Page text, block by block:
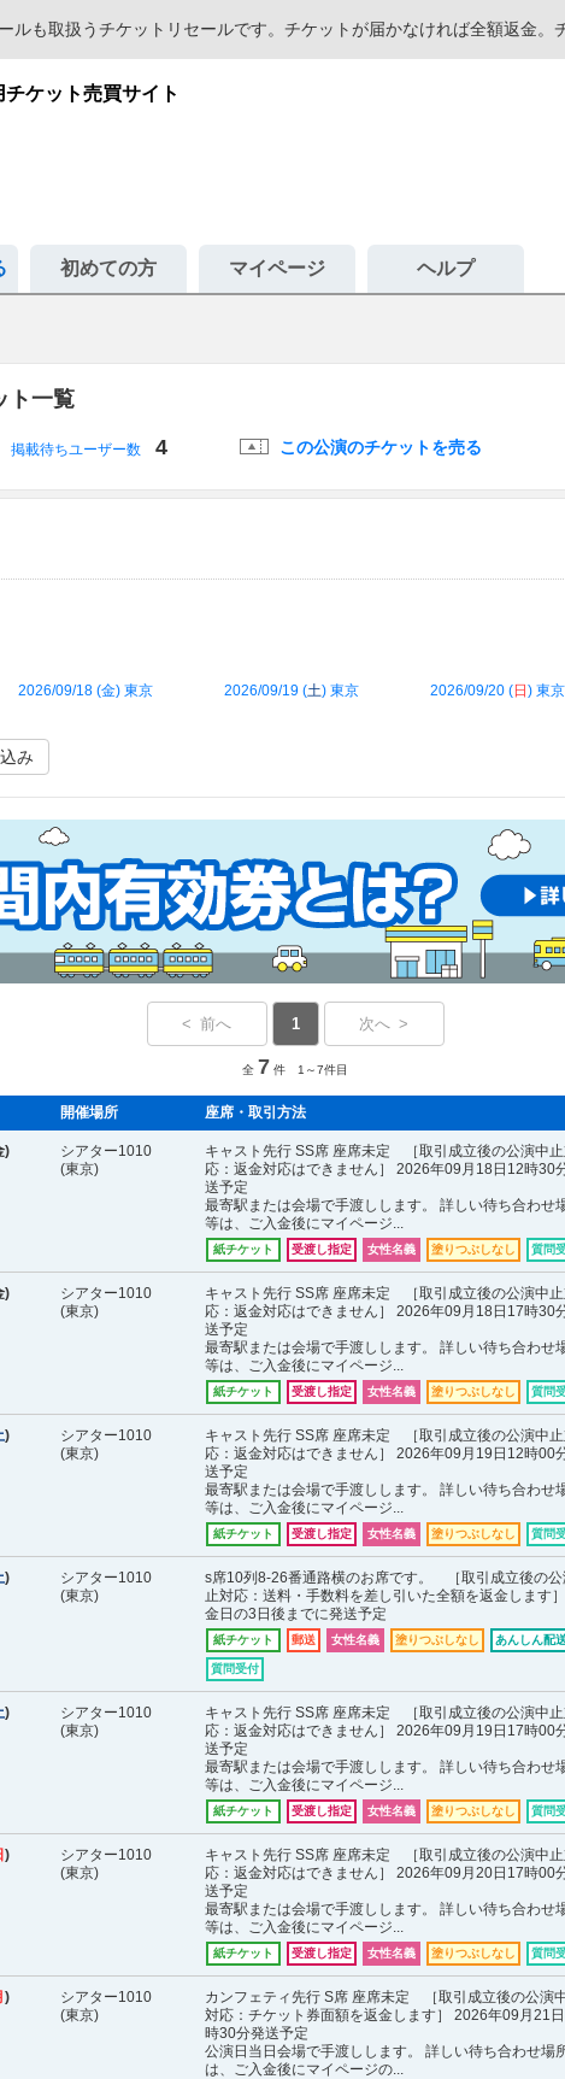
ルも取扱うチケットリセールです。チケットが届かなければ全額返金
ケット売買サイト
初めての方 マイページ ヘルプ
ト一覧
掲載待ちユーザー数 4 この公演のチケットを売る
2026/09/18 (金) 東京 2026/09/19 (土) 東京 2026/09/20 (日 ) 東京
み
< 前へ 1 次へ >
全 7 件 1～7件目
開催場所 座席・取引方法
)
シアター1010
(東京)
キャスト先行 SS席 座席未定 ［取引成立後の公演中
応：返金対応はできません］ 2026年09月18日12時30
送予定
最寄駅または会場で手渡しします。 詳しい待ち合わせ
等は、ご入金後にマイページ...
紙チケット 受渡し指定 女性名義 塗りつぶしなし 質問
)
シアター1010
(東京)
キャスト先行 SS席 座席未定 ［取引成立後の公演中
応：返金対応はできません］ 2026年09月18日17時30
送予定
最寄駅または会場で手渡しします。 詳しい待ち合わせ
等は、ご入金後にマイページ...
紙チケット 受渡し指定 女性名義 塗りつぶしなし 質問
)
シアター1010
(東京)
キャスト先行 SS席 座席未定 ［取引成立後の公演中
応：返金対応はできません］ 2026年09月19日12時00
送予定
最寄駅または会場で手渡しします。 詳しい待ち合わせ
等は、ご入金後にマイページ...
紙チケット 受渡し指定 女性名義 塗りつぶしなし 質問
)
シアター1010
(東京)
s席10列8-26番通路横のお席です。 ［取引成立後の公
止対応：送料・手数料を差し引いた全額を返金します
金日の3日後までに発送予定
紙チケット 郵送 女性名義 塗りつぶしなし あんしん配
質問受付
)
シアター1010
(東京)
キャスト先行 SS席 座席未定 ［取引成立後の公演中
応：返金対応はできません］ 2026年09月19日17時00
送予定
最寄駅または会場で手渡しします。 詳しい待ち合わせ
等は、ご入金後にマイページ...
紙チケット 受渡し指定 女性名義 塗りつぶしなし 質問
)
シアター1010
(東京)
キャスト先行 SS席 座席未定 ［取引成立後の公演中
応：返金対応はできません］ 2026年09月20日17時00
送予定
最寄駅または会場で手渡しします。 詳しい待ち合わせ
等は、ご入金後にマイページ...
紙チケット 受渡し指定 女性名義 塗りつぶしなし 質問
)
シアター1010
(東京)
カンフェティ先行 S席 座席未定 ［取引成立後の公演
対応：チケット券面額を返金します］ 2026年09月21
時30分発送予定
公演日当日会場で手渡しします。 詳しい待ち合わせ場
は、ご入金後にマイページの...